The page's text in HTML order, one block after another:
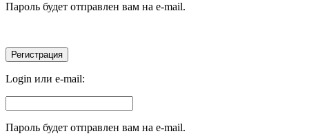
Пароль будет отправлен вам на e-mail.
Login или e-mail:
Пароль будет отправлен вам на e-mail.